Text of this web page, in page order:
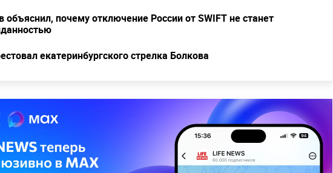
объяснил, почему отключение России от SWIFT не станет
екатеринбургского стрелка Болкова